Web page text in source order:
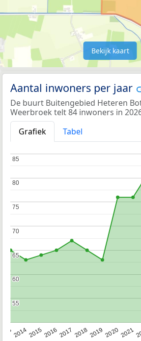
Bekijk kaart
Aantal inwoners per jaar
De buurt Buitengebied Heteren
Weerbroek telt 84 inwoners in
Grafiek
Tabel
2014201520162017 20182019 20202021
55
55
60
60
65
65
70
70
75
75
80
80
85
85